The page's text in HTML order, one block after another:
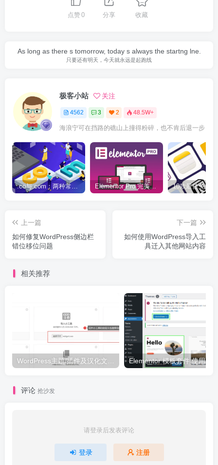
点赞0 分享 收藏
As long as there s tomorrow, today s always the startng lne.
只要还有明天，今天就永远是起跑线
极客小站 关注
4562 3 2 48.5W+
海浪宁可在挡路的礁山上撞得粉碎，也不肯后退一步
.co与.com：两种常用域名后缀名完全指南 Elementor Pro 完美汉化中文版（含全套模板）|可视化编辑页面自定义设计WordPress插件
上一篇
如何修复WordPress侧边栏
错位移位问题
下一篇
如何使用WordPress导入工
具迁入其他网站内容
相关推荐
评论 抢沙发
请登录后发表评论
登录 注册